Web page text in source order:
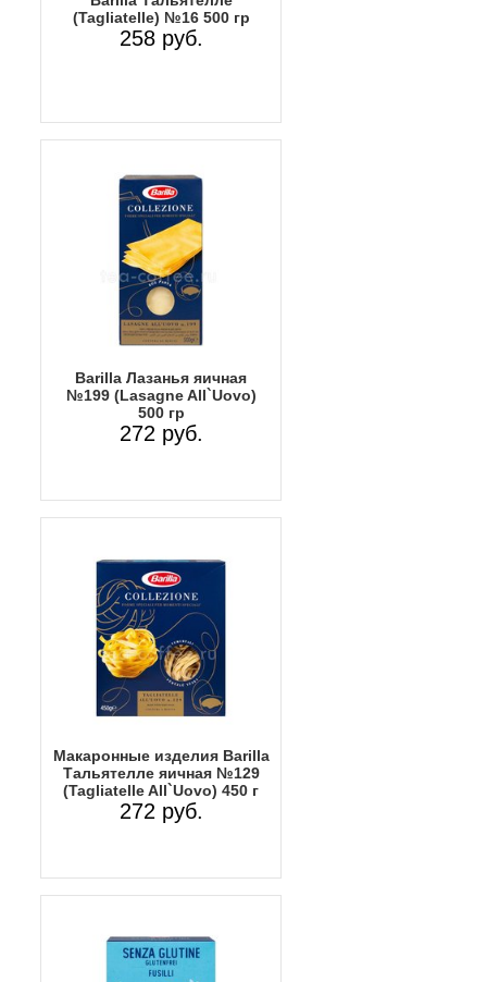
(Tagliatelle) №16 500 гр
258 руб.
Barilla Лазанья яичная
№199 (Lasagne All`Uovo)
500 гр
272 руб.
Макаронные изделия Barilla
Тальятелле яичная №129
(Tagliatelle All`Uovo) 450 г
272 руб.